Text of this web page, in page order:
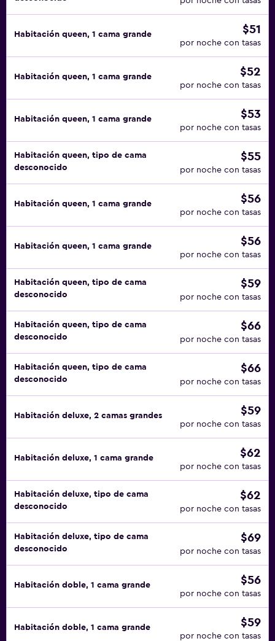
Habitación queen, 1 cama grande $51
por noche con tasas
Habitación queen, 1 cama grande $52
por noche con tasas
Habitación queen, 1 cama grande $53
por noche con tasas
Habitación queen, tipo de cama
desconocido
$55
por noche con tasas
Habitación queen, 1 cama grande $56
por noche con tasas
Habitación queen, 1 cama grande $56
por noche con tasas
Habitación queen, tipo de cama
desconocido
$59
por noche con tasas
Habitación queen, tipo de cama
desconocido
$66
por noche con tasas
Habitación queen, tipo de cama
desconocido
$66
por noche con tasas
Habitación deluxe, 2 camas grandes $59
por noche con tasas
Habitación deluxe, 1 cama grande $62
por noche con tasas
Habitación deluxe, tipo de cama
desconocido
$62
por noche con tasas
Habitación deluxe, tipo de cama
desconocido
$69
por noche con tasas
Habitación doble, 1 cama grande $56
por noche con tasas
Habitación doble, 1 cama grande $59
por noche con tasas